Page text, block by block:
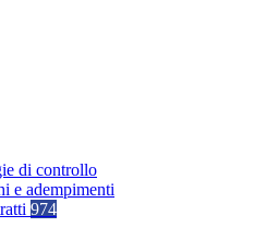
di controllo
e adempimenti
974